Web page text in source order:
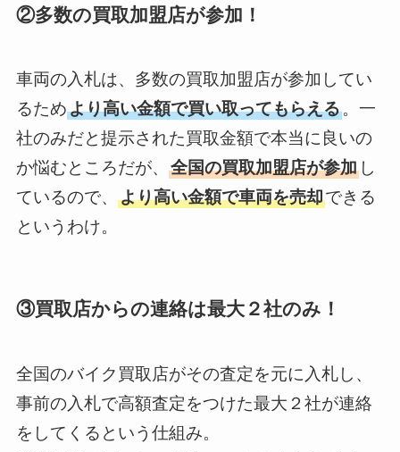
②多数の買取加盟店が参加！
車両の入札は、多数の買取加盟店が参加してい
るためより高い金額で買い取ってもらえる。一
社のみだと提示された買取金額で本当に良いの
か悩むところだが、 全国の買取加盟店が参加し
ているので、 より高い金額で車両を売却できる
というわけ。
③買取店からの連絡は最大２社のみ！
全国のバイク買取店がその査定を元に入札し、
事前の入札で高額査定をつけた最大２社が連絡
をしてくるという仕組み。